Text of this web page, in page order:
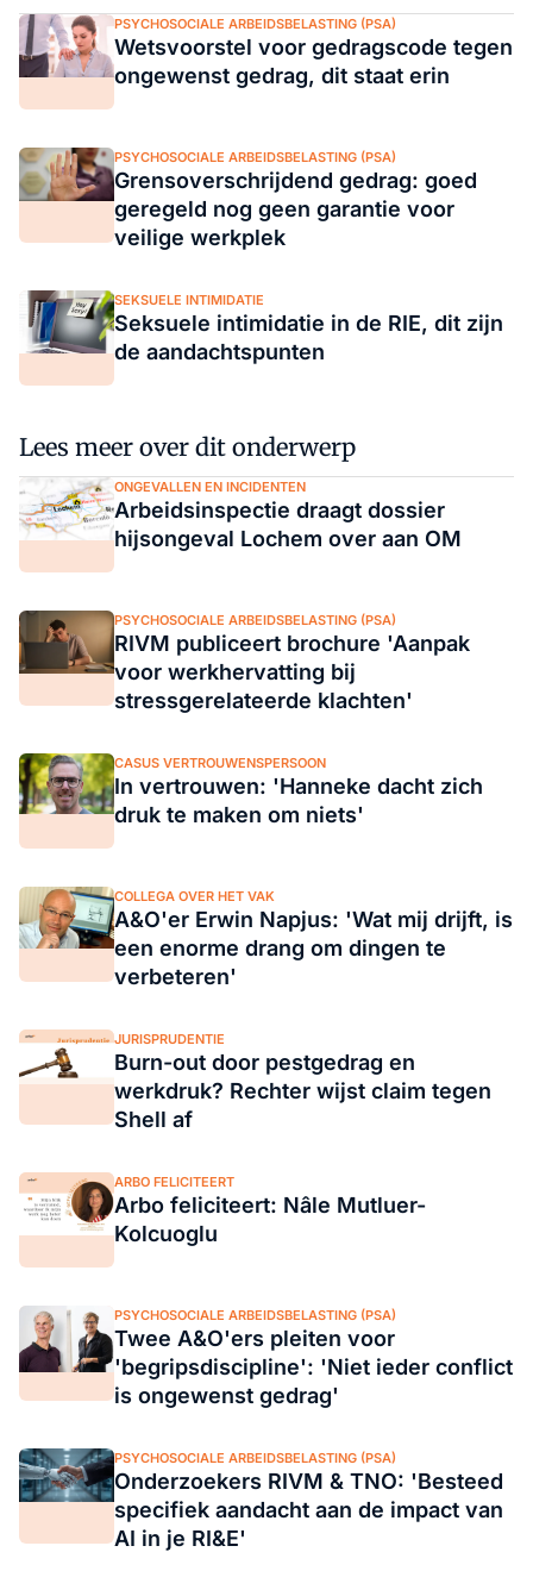
PSYCHOSOCIALE ARBEIDSBELASTING (PSA)
Wetsvoorstel voor gedragscode tegen
ongewenst gedrag, dit staat erin
PSYCHOSOCIALE ARBEIDSBELASTING (PSA)
Grensoverschrijdend gedrag: goed
geregeld nog geen garantie voor
veilige werkplek
SEKSUELE INTIMIDATIE
Seksuele intimidatie in de RIE, dit zijn
de aandachtspunten
Lees meer over dit onderwerp
ONGEVALLEN EN INCIDENTEN
Arbeidsinspectie draagt dossier
hijsongeval Lochem over aan OM
PSYCHOSOCIALE ARBEIDSBELASTING (PSA)
RIVM publiceert brochure 'Aanpak
voor werkhervatting bij
stressgerelateerde klachten'
CASUS VERTROUWENSPERSOON
In vertrouwen: 'Hanneke dacht zich
druk te maken om niets'
COLLEGA OVER HET VAK
A&O'er Erwin Napjus: 'Wat mij drijft, is
een enorme drang om dingen te
verbeteren'
JURISPRUDENTIE
Burn-out door pestgedrag en
werkdruk? Rechter wijst claim tegen
Shell af
ARBO FELICITEERT
Arbo feliciteert: Nâle Mutluer-
Kolcuoglu
PSYCHOSOCIALE ARBEIDSBELASTING (PSA)
Twee A&O'ers pleiten voor
'begripsdiscipline': 'Niet ieder conflict
is ongewenst gedrag'
PSYCHOSOCIALE ARBEIDSBELASTING (PSA)
Onderzoekers RIVM & TNO: 'Besteed
specifiek aandacht aan de impact van
AI in je RI&E'